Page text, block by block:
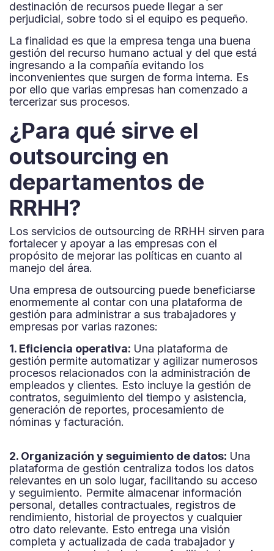
destinación de recursos puede llegar a ser
perjudicial, sobre todo si el equipo es pequeño.
La finalidad es que la empresa tenga una buena
gestión del recurso humano actual y del que está
ingresando a la compañía evitando los
inconvenientes que surgen de forma interna. Es
por ello que varias empresas han comenzado a
tercerizar sus procesos.
¿Para qué sirve el
outsourcing en
departamentos de
RRHH?
Los servicios de outsourcing de RRHH sirven para
fortalecer y apoyar a las empresas con el
propósito de mejorar las políticas en cuanto al
manejo del área.
Una empresa de outsourcing puede beneficiarse
enormemente al contar con una plataforma de
gestión para administrar a sus trabajadores y
empresas por varias razones:
1. Eficiencia operativa: Una plataforma de
gestión permite automatizar y agilizar numerosos
procesos relacionados con la administración de
empleados y clientes. Esto incluye la gestión de
contratos, seguimiento del tiempo y asistencia,
generación de reportes, procesamiento de
nóminas y facturación.
2. Organización y seguimiento de datos: Una
plataforma de gestión centraliza todos los datos
relevantes en un solo lugar, facilitando su acceso
y seguimiento. Permite almacenar información
personal, detalles contractuales, registros de
rendimiento, historial de proyectos y cualquier
otro dato relevante. Esto entrega una visión
completa y actualizada de cada trabajador y